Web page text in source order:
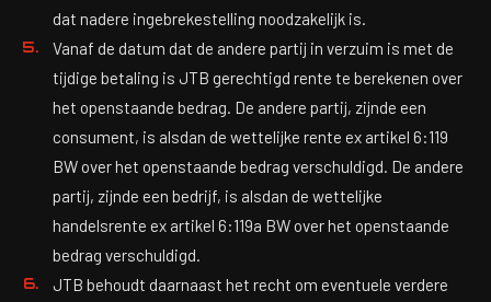
dat nadere ingebrekestelling noodzakelijk is.
Vanaf de datum dat de andere partij in verzuim is met de
tijdige betaling is JTB gerechtigd rente te berekenen over
het openstaande bedrag. De andere partij, zijnde een
consument, is alsdan de wettelijke rente ex artikel 6:119
BW over het openstaande bedrag verschuldigd. De andere
partij, zijnde een bedrijf, is alsdan de wettelijke
handelsrente ex artikel 6:119a BW over het openstaande
bedrag verschuldigd.
JTB behoudt daarnaast het recht om eventuele verdere